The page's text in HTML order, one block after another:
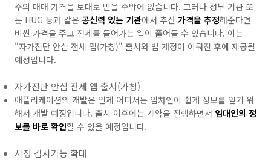
주의 매매 가격을 토대로 믿을 수밖에 없습니다. 그러나 정부 기관 또
는 HUG 등과 같은 공신력 있는 기관에서 추산 가격을 추정해준다면
비싼 가격을 주고 전세를 들어가는 일이 줄어들 수 있습니다. 이는
"자가진단 안심 전세 앱(가칭)" 출시와 법 개정이 이뤄진 후에 제공될
예정입니다.
자가진단 안심 전세 앱 출시(가칭)
애플리케이션의 개발은 언제 어디서든 임차인이 쉽게 정보를 얻기 위
해서 개발 예정입니다. 출시 이후에는 계약을 진행하면서 임대인의 정
보를 바로 확인할 수 있을 예정입니다.
시장 감시기능 확대